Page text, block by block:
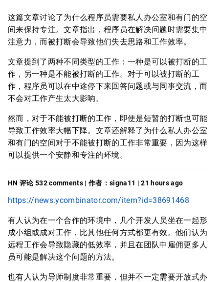
这篇文章讨论了为什么程序员需要私人办公室和有门的空
间来保持专注。文章指出，程序员在解决问题时需要集中
注意力，而被打断会导致他们失去思路和工作效率。
文章提到了两种不同类型的工作：一种是可以被打断的工
作，另一种是不能被打断的工作。对于可以被打断的工
作，程序员可以在中途停下来回答问题或与同事交流，而
不会对工作产生太大影响。
然而，对于不能被打断的工作，即使是短暂的打断也可能
导致工作效率大幅下降。文章还解释了为什么私人办公室
和有门的空间对于不能被打断的工作非常重要，因为这样
可以提供一个安静和专注的环境。
HN 评论 532 comments | 作者：signa11 | 21 hours ago
https://news.ycombinator.com/item?id=38691468
有人认为在一个合作的环境中，几个开发人员坐在一起形
成小组或成对工作，比其他任何方式都更有效。他们认为
远程工作会导致隐藏的低效率，并且在团队中雇佣更多人
员可能是解决这个问题的方法。
也有人认为导师制度非常重要，但并不一定需要开放式办